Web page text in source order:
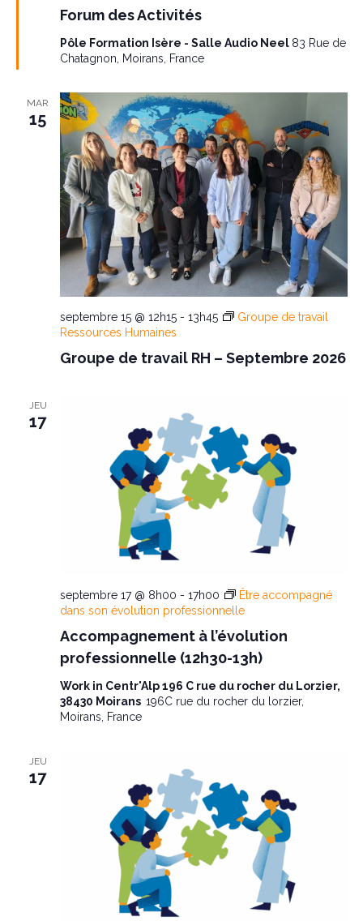
t
o
n
d
e
v
u
e
s
è
e
e
s
m
n
Forum des Activités
s
n
a
a
n
t
Pôle Formation Isère - Salle Audio Neel 83 Rue de
Chatagnon, Moirans, France
MAR
15
Groupe de travail RH – Septembre 2026
septembre 15 @ 12h15- 13h45
Groupe de travail
Ressources Humaines
JEU
17
Accompagnement à l’évolution
professionnelle (12h30-13h)
septembre 17 @ 8h00 - 17h00
Être accompagné
dans son évolution professionnelle
Work in Centr'Alp 196 C rue du rocher du Lorzier,
38430 Moirans 196C rue du rocher du lorzier,
Moirans, France
JEU
17